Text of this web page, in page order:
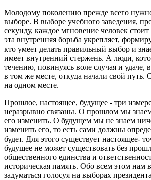
Молодому поколению прежде всего
выборе. В выборе учебного заведения,
секунду, каждое мгновение человек
эта внутренняя борьба укрепляет,
кто умеет делать правильный выбор и
имеет внутренний стержень. А люди,
течению, повинуясь воле случая и удаче,
в том же месте, откуда начали свой путь.
на одном месте.
Прошлое, настоящее, будущее - три
неразрывно связаны. О прошлом мы
его изменить. О будущем мы не знаем
изменить его, то есть сами должны
будет. Для этого существует настоящее-
будущее не может существовать без
общественного единства и
историческая память. Обо всем этом нам
задуматься голосуя на выборах